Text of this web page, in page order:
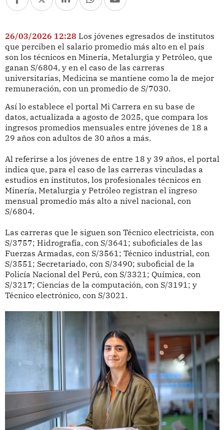
26/03/2026 12:28 Los jóvenes egresados de institutos
que perciben el salario promedio más alto en el país
son los técnicos en Minería, Metalurgia y Petróleo, que
ganan S/6804, y en el caso de las carreras
universitarias, Medicina se mantiene como la de mejor
remuneración, con un promedio de S/7030.
Así lo establece el portal Mi Carrera en su base de
datos, actualizada a agosto de 2025, que compara los
ingresos promedios mensuales entre jóvenes de 18 a
29 años con adultos de 30 años a más.
Al referirse a los jóvenes de entre 18 y 39 años, el portal
indica que, para el caso de las carreras vinculadas a
estudios en institutos, los profesionales técnicos en
Minería, Metalurgia y Petróleo registran el ingreso
mensual promedio más alto a nivel nacional, con
S/6804.
Las carreras que le siguen son Técnico electricista, con
S/3757; Hidrografía, con S/3641; suboficiales de las
Fuerzas Armadas, con S/3561; Técnico industrial, con
S/3551; Secretariado, con S/3490; suboficial de la
Policía Nacional del Perú, con S/3321; Química, con
S/3217; Ciencias de la computación, con S/3191; y
Técnico electrónico, con S/3021.